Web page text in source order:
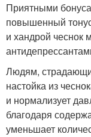
Приятными
повышенный
и хандрой чеснок
Людям,
настойка из
и нормализует
благодаря
уменьшает